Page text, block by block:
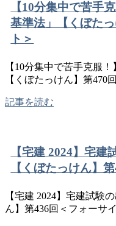
【10分集中で苦手
基準法」【くぼた
ト＞
【10分集中で苦手克服
【くぼたっけん】第470
記事を読む
【宅建 2024】宅
【くぼたっけん】
【宅建 2024】宅建試験
ん】第436回＜フォーサ